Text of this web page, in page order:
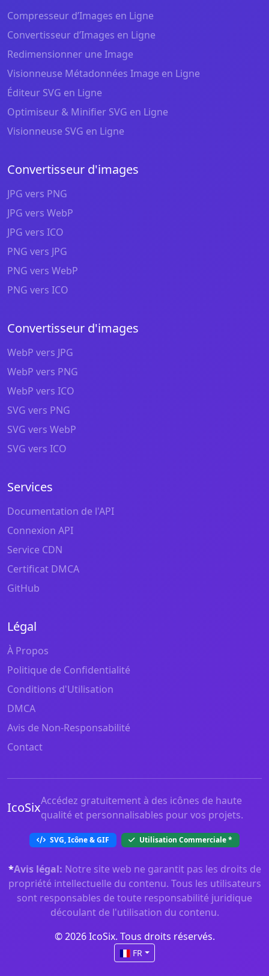
Compresseur d’Images en Ligne
Convertisseur d’Images en Ligne
Redimensionner une Image
Visionneuse Métadonnées Image en Ligne
Éditeur SVG en Ligne
Optimiseur & Minifier SVG en Ligne
Visionneuse SVG en Ligne
Convertisseur d'images
JPG vers PNG
JPG vers WebP
JPG vers ICO
PNG vers JPG
PNG vers WebP
PNG vers ICO
Convertisseur d'images
WebP vers JPG
WebP vers PNG
WebP vers ICO
SVG vers PNG
SVG vers WebP
SVG vers ICO
Services
Documentation de l'API
Connexion API
Service CDN
Certificat DMCA
GitHub
Légal
À Propos
Politique de Confidentialité
Conditions d'Utilisation
DMCA
Avis de Non-Responsabilité
Contact
IcoSixAccédez gratuitement à des icônes de haute
qualité et personnalisables pour vos projets.
SVG, Icône & GIF Utilisation Commerciale*
*Avis légal: Notre site web ne garantit pas les droits de
propriété intellectuelle du contenu. Tous les utilisateurs
sont responsables de toute responsabilité juridique
découlant de l'utilisation du contenu.
© 2026 IcoSix. Tous droits réservés.
FR